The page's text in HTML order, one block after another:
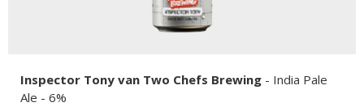
Inspector Tony van Two Chefs Brewing - India Pale
Ale - 6%